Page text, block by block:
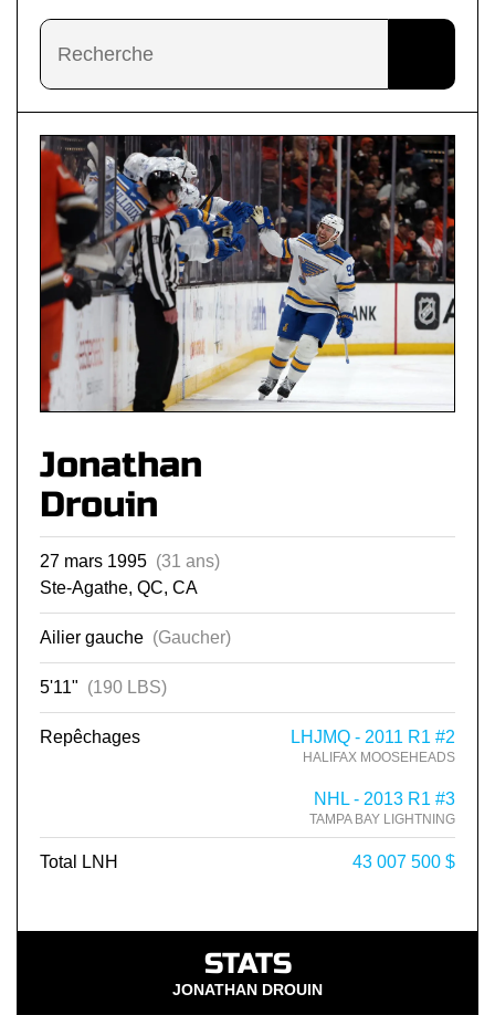
Jonathan
Drouin
27 mars 1995 (31 ans)
Ste-Agathe, QC, CA
Ailier gauche (Gaucher)
5'11" (190 LBS)
Repêchages LHJMQ - 2011 R1 #2
HALIFAX MOOSEHEADS
NHL - 2013 R1 #3
TAMPA BAY LIGHTNING
Total LNH 43 007 500 $
STATS
JONATHAN DROUIN